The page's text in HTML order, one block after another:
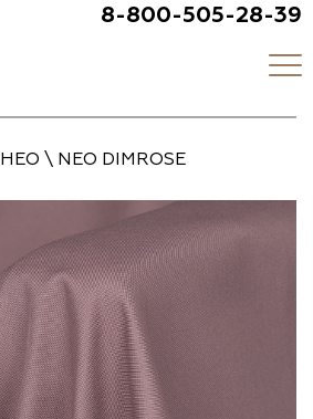
8-800-505-28-39
НЕО \ NEO DIMROSE